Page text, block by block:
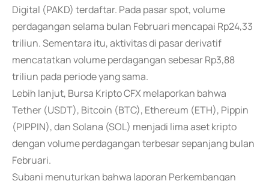
Digital (PAKD) terdaftar. Pada pasar spot, volume
perdagangan selama bulan Februari mencapai Rp24,33
triliun. Sementara itu, aktivitas di pasar derivatif
mencatatkan volume perdagangan sebesar Rp3,88
triliun pada periode yang sama.
Lebih lanjut, Bursa Kripto CFX melaporkan bahwa
Tether (USDT), Bitcoin (BTC), Ethereum (ETH), Pippin
(PIPPIN), dan Solana (SOL) menjadi lima aset kripto
dengan volume perdagangan terbesar sepanjang bulan
Februari.
Subani menuturkan bahwa laporan Perkembangan